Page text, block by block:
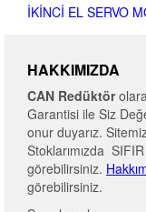
İKINCI EL SERVO
HAKKIMIZDA
CAN Redüktör
Garantisi ile Siz
onur duyarız.
Stoklarımızda
görebilirsiniz.
görebilirsiniz.